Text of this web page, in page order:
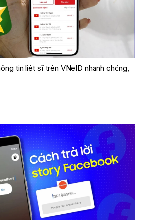
tin liệt sĩ trên VNeID nhanh chóng,